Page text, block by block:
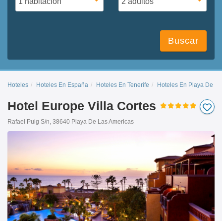
Buscar
Hoteles Hoteles En España Hoteles En Tenerife Hoteles En Playa De
Hotel Europe Villa Cortes
Rafael Puig S/n, 38640 Playa De Las Americas